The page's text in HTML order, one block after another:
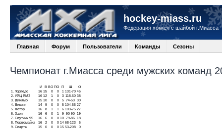
hockey-miass.ru
Федерация хоккея с шайбой г.Миасса
Главная Форум Пользователи Команды Сезоны
Чемпионат г.Миасса среди мужских команд
И В ВО ПО П
О
1.
Торпедо 16 15 0 0 1 131-70 45
2. УРЦ ЯМЗ 16 12 1 0 3 118-60 38
3.
Динамо 15 10 0 0 5 74-53 30
4.
Викинг 14 9 0 0 5 104-55 27
5. Лотор 16 8 1 1 6 103-75 27
6. Заря 16 6 0 1 9 90-90 19
7. Спутник 95 16 6 0 0 10 79-86 18
8.
Первомайка 16 2 0 0 14 68-123
6
9. Спарта 15 0 0 0 15 53-208 0